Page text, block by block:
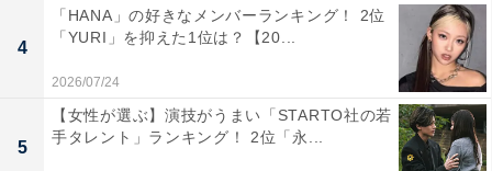
View this post on Instagram
4
「HANA」の好きなメンバーランキング！ 2位
「YURI」を抑えた1位は？【20...
2026/07/24
5
【女性が選ぶ】演技がうまい「STARTO社の若
手タレント」ランキング！ 2位「永...